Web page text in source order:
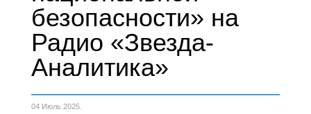
безопасности» на
Радио «Звезда-
Аналитика»
04 Июль 2025